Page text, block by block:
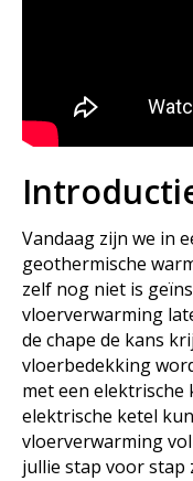
Vandaag zijn we in
geothermische
zelf nog niet is
vloerverwarming
de chape de kans
vloerbedekking
met een elektrische
elektrische ketel
vloerverwarming
jullie stap voor stap